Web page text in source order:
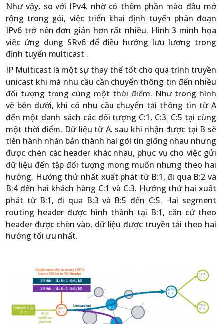
Như vậy, so với IPv4, nhờ có thêm phần mào đầu mở
rộng trong gói, việc triển khai định tuyến phân đoạn
IPv6 trở nên đơn giản hơn rất nhiều. Hình 3 minh họa
việc ứng dụng SRv6 để điều hướng lưu lượng trong
định tuyến multicast .
IP Multicast là một sự thay thế tốt cho quá trình truyền
unicast khi mà nhu cầu cần chuyển thông tin đến nhiều
đối tượng trong cùng một thời điểm. Như trong hình
vẽ bên dưới, khi có nhu cầu chuyển tải thông tin từ A
đến một danh sách các đối tượng C:1, C:3, C:5 tại cùng
một thời điểm. Dữ liệu từ A, sau khi nhận được tại B sẽ
tiến hành nhân bản thành hai gói tin giống nhau nhưng
được chèn các header khác nhau, phục vụ cho việc gửi
dữ liệu đến tập đối tượng mong muốn nhưng theo hai
hướng. Hướng thứ nhất xuất phát từ B:1, đi qua B:2 và
B:4 đến hai khách hàng C:1 và C:3. Hướng thứ hai xuất
phát từ B:1, đi qua B:3 và B:5 đến C:5. Hai segment
routing header được hình thành tại B:1, căn cứ theo
header được chèn vào, dữ liệu được truyền tải theo hai
hướng tối ưu nhất.